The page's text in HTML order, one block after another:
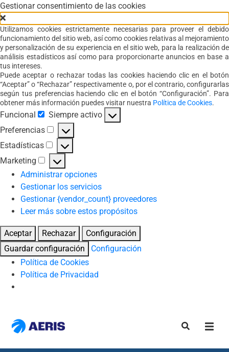
Gestionar consentimiento de las cookies
Utilizamos cookies estrictamente necesarias para proveer el debido
funcionamiento del sitio web, así como cookies relativas al mejoramiento
y personalización de su experiencia en el sitio web, para la realización de
análisis estadísticos así como para proporcionarte anuncios en base a
tus intereses.
Puede aceptar o rechazar todas las cookies haciendo clic en el botón
“Aceptar” o “Rechazar” respectivamente o, por el contrario, configurarlas
según tus preferencias haciendo clic en el botón “Configuración”. Para
obtener más información puedes visitar nuestra Política de Cookies.
Funcional Funcional
Siempre activo
Preferencias
Preferencias
Estadísticas
Estadísticas
Marketing
Marketing
Administrar opciones
Gestionar los servicios
Gestionar {vendor_count} proveedores
Leer más sobre estos propósitos
Aceptar Rechazar
Configuración
Guardar configuración
Configuración
Política de Cookies
Política de Privacidad
content